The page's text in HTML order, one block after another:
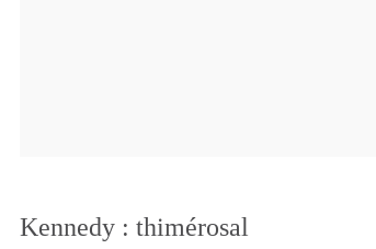
Kennedy : thimérosal